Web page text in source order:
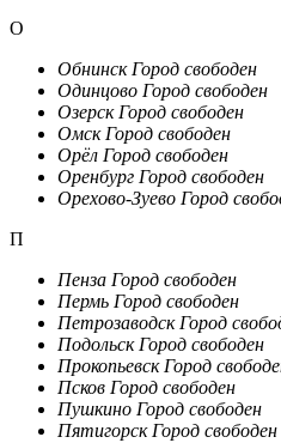
О
Обнинск Город свободен
Одинцово Город свободен
Озерск Город свободен
Омск Город свободен
Орёл Город свободен
Оренбург Город свободен
Орехово-Зуево Город
П
Пенза Город свободен
Пермь Город свободен
Петрозаводск Город
Подольск Город свободен
Прокопьевск Город
Псков Город свободен
Пушкино Город свободен
Пятигорск Город свободен